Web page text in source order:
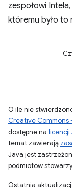
zespołowi
któremu było to
O ile nie
Creative
dostępne na licencji
temat zawierają
Java jest
podmiotów
Ostatnia